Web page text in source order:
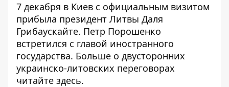
7 декабря в Киев с официальным визитом
прибыла президент Литвы Даля
Грибаускайте. Петр Порошенко
встретился с главой иностранного
государства. Больше о двусторонних
украинско-литовских переговорах
читайте здесь.